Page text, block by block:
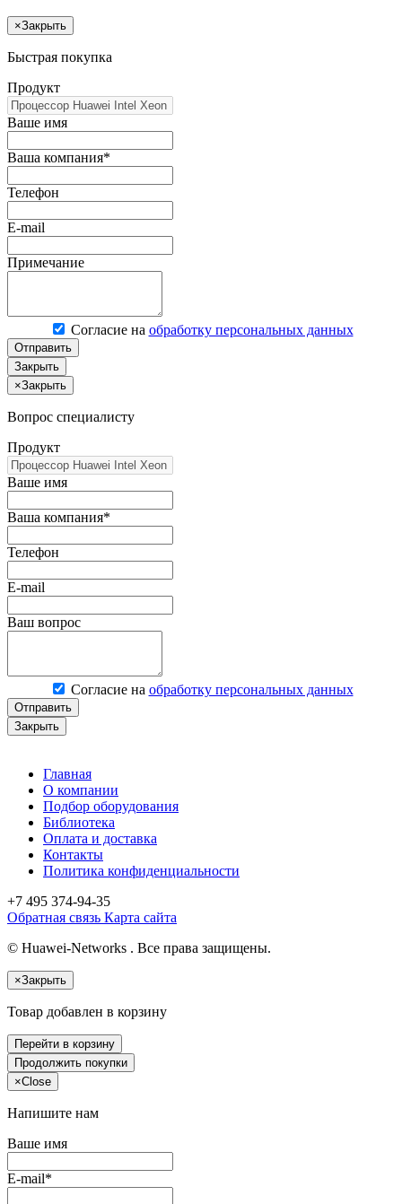
×Закрыть
Быстрая покупка
Продукт
Ваше имя
Ваша компания*
Телефон
E-mail
Примечание
Согласие на обработку персональных данных
Отправить
Закрыть
×Закрыть
Вопрос специалисту
Продукт
Ваше имя
Ваша компания*
Телефон
E-mail
Ваш вопрос
Согласие на обработку персональных данных
Отправить
Закрыть
Главная
О компании
Подбор оборудования
Библиотека
Оплата и доставка
Контакты
Политика конфиденциальности
+7 495 374-94-35
Обратная связь Карта сайта
© Huawei-Networks . Все права защищены.
×Закрыть
Товар добавлен в корзину
Перейти в корзину
Продолжить покупки
×Close
Напишите нам
Ваше имя
E-mail*